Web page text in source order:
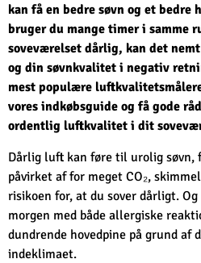
kan få en bedre søvn og et bedre
bruger du mange timer i samme
soveværelset dårlig, kan det
og din søvnkvalitet i negativ
mest populære
vores indkøbsguide og få gode
ordentlig luftkvalitet i dit
Dårlig luft kan føre til urolig
påvirket af for meget CO₂,
risikoen for, at du sover dårligt.
morgen med både allergiske
dundrende hovedpine på grund af
indeklimaet.